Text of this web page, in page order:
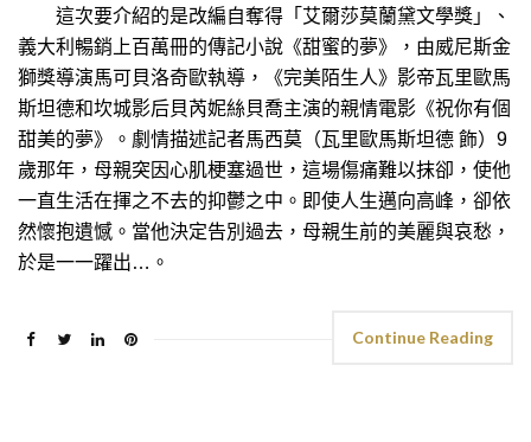
這次要介紹的是改編自奪得「艾爾莎莫蘭黛文學獎」、
義大利暢銷上百萬冊的傳記小說《甜蜜的夢》，由威尼斯金
獅獎導演馬可貝洛奇歐執導，《完美陌生人》影帝瓦里歐馬
斯坦德和坎城影后貝芮妮絲貝喬主演的親情電影《祝你有個
甜美的夢》。劇情描述記者馬西莫（瓦里歐馬斯坦德 飾）9
歲那年，母親突因心肌梗塞過世，這場傷痛難以抹卻，使他
一直生活在揮之不去的抑鬱之中。即使人生邁向高峰，卻依
然懷抱遺憾。當他決定告別過去，母親生前的美麗與哀愁，
於是一一躍出…。
Continue Reading